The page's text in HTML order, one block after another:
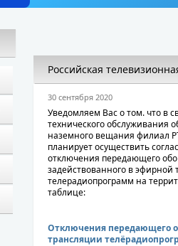
Российская
30 сентября 2020
Уведомляем Вас о том. что в
технического обслуживания
наземного вещания филиал
планирует осуществить
отключения передающего
задействованного в эфирной
телерадиопрограмм на
таблице:
Отключения передающего
трансляции